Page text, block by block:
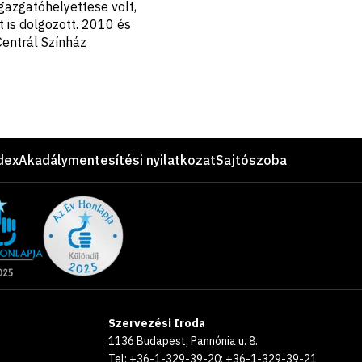
volt,
is dolgozott. 2010 és
Színház
Akadálymentesítési nyilatkozatSajtószoba
Szervezési Iroda
1136 Budapest, Pannónia u. 8.